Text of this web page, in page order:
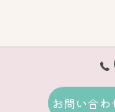
お問い合わ